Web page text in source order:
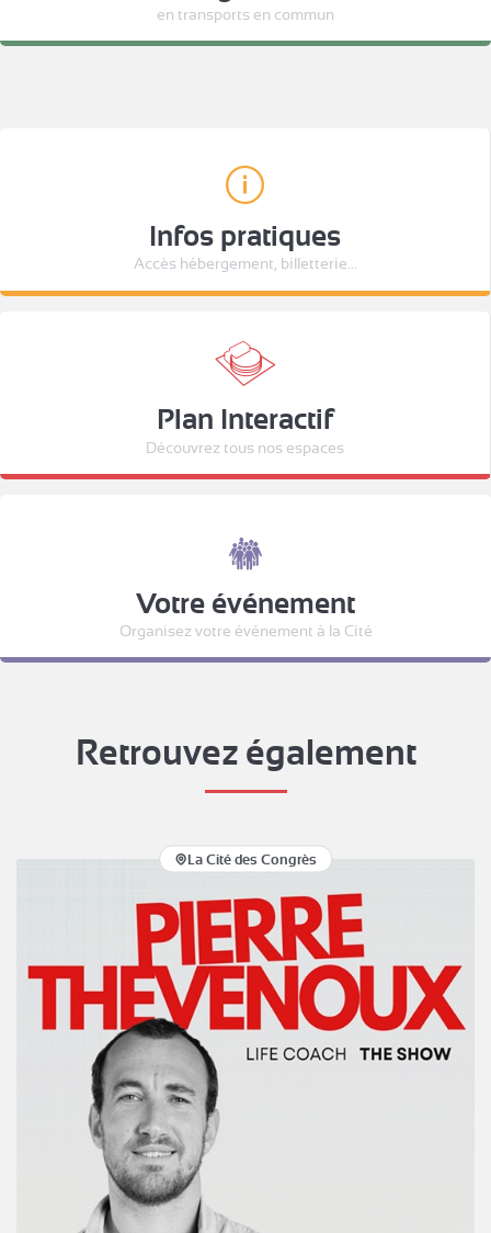
en transports en commun
Infos pratiques
Accès hébergement, billetterie...
Plan Interactif
Découvrez tous nos espaces
Votre événement
Organisez votre événement à la Cité
Retrouvez également
La Cité des Congrès